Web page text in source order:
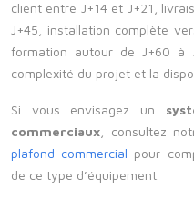
client entre J+14 et J+21,
J+45, installation complète
formation autour de J+60 à
complexité du projet et la
Si vous envisagez un
commerciaux , consultez
plafond commercial pour
de ce type d’équipement.